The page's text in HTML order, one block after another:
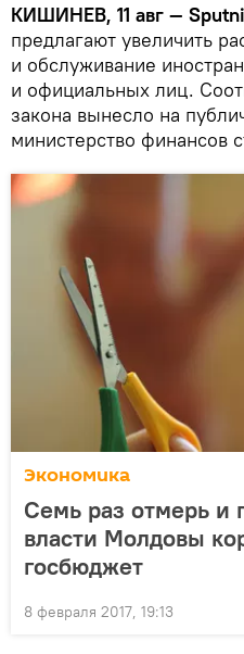
КИШИНЕВ, 11 авг —
предлагают увеличить
и обслуживание
и официальных лиц.
закона вынесло на
министерство финансов
Экономика
Семь раз отмерь и
власти Молдовы
госбюджет
8 февраля 2017, 19:13